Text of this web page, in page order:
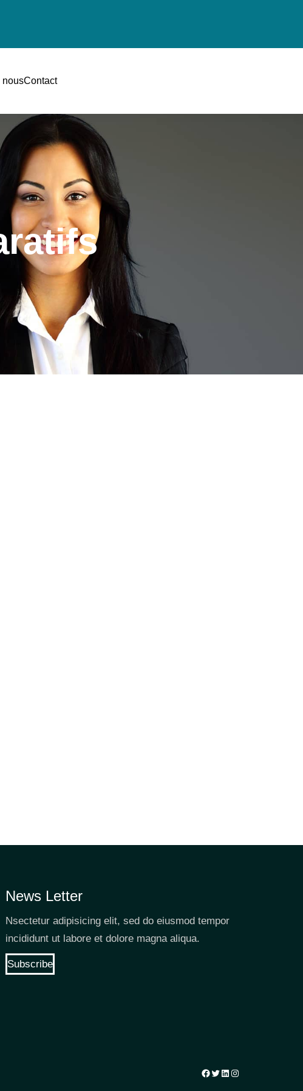
nousContact
News Letter
Nsectetur adipisicing elit, sed do eiusmod tempor
incididunt ut labore et dolore magna aliqua.
Subscribe
Facebook
Twitter
LinkedIn
Instagram